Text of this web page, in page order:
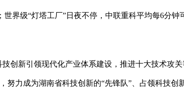
级“灯塔工厂”日夜不停，中联重科平均每6分钟
新引领现代化产业体系建设，推进十大技术攻关
成为湖南省科技创新的“先锋队”、占领科技创新